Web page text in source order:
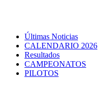
Últimas Noticias
CALENDARIO 2026
Resultados
CAMPEONATOS
PILOTOS